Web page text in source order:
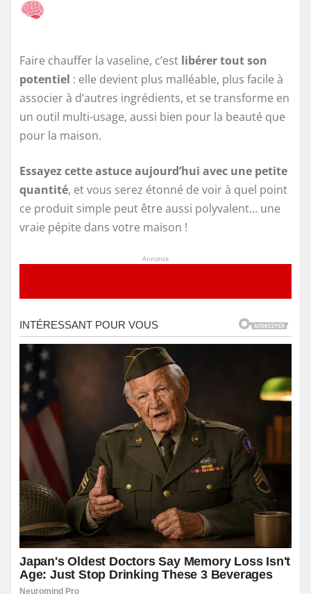
Faire chauffer la vaseline, c’est libérer tout son
potentiel : elle devient plus malléable, plus facile à
associer à d’autres ingrédients, et se transforme en
un outil multi-usage, aussi bien pour la beauté que
pour la maison.
Essayez cette astuce aujourd’hui avec une petite
quantité, et vous serez étonné de voir à quel point
ce produit simple peut être aussi polyvalent… une
vraie pépite dans votre maison !
Annonce